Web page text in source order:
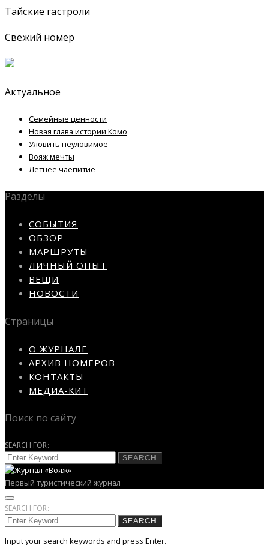
Тайские гастроли
Свежий номер
Актуальное
Семейные ценности
Новая глава истории Комо
Уловить неуловимое
Вояж мечты
Летнее чаепитие
Разделы
СОБЫТИЯ
ОБЗОР
МАРШРУТЫ
ЛИЧНЫЙ ОПЫТ
ВЕЩИ
НОВОСТИ
Страницы
О ЖУРНАЛЕ
АРХИВ НОМЕРОВ
КОНТАКТЫ
МЕДИА-КИТ
Поиск по сайту
SEARCH FOR:
SEARCH
Первый туристический журнал
SEARCH FOR:
SEARCH
Input your search keywords and press Enter.